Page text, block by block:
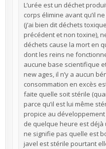
L’urée est un déchet
corps élimine avant qu’il
(j’ai bien dit déchets
précédent et non toxine),
déchets cause la mort en
dont les reins ne
aucune base scientifique
new ages, il n’y a aucun
consommation en excès
faite quelle soit stérile
parce qu’il est lui même
propice au
de quelque heure est déjà
ne signifie pas quelle est
javel est stérile pourtant